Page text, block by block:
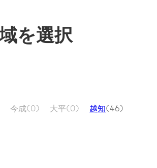
を選択
今成(0) 大平(0) 越知(46)